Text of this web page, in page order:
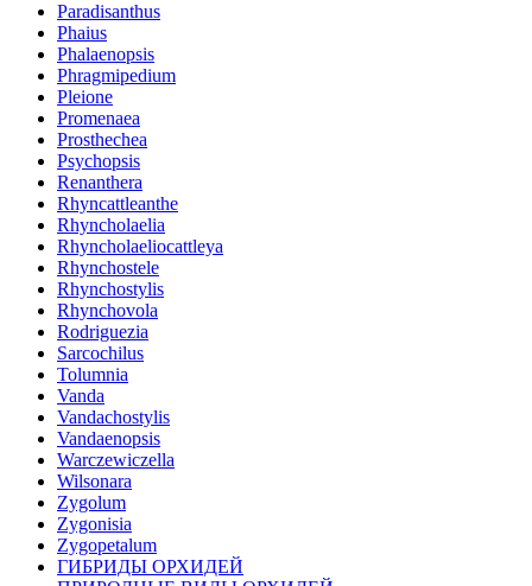
Paradisanthus
Phaius
Phalaenopsis
Phragmipedium
Pleione
Promenaea
Prosthechea
Psychopsis
Renanthera
Rhyncattleanthe
Rhyncholaelia
Rhyncholaeliocattleya
Rhynchostele
Rhynchostylis
Rhynchovola
Rodriguezia
Sarcochilus
Tolumnia
Vanda
Vandachostylis
Vandaenopsis
Warczewiczella
Wilsonara
Zygolum
Zygonisia
Zygopetalum
ГИБРИДЫ ОРХИДЕЙ